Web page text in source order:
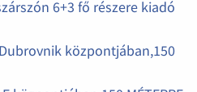
6+3 fő részere kiadó
központjában,150